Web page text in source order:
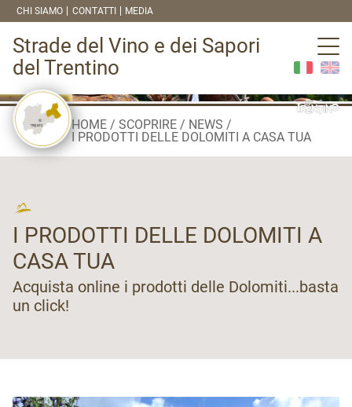
CHI SIAMO CONTATTI MEDIA
Strade del Vino e dei Sapori
del Trentino
HOME SCOPRIRE
NEWS
I PRODOTTI DELLE DOLOMITI A CASA TUA
I PRODOTTI DELLE DOLOMITI A
CASA TUA
Acquista online i prodotti delle Dolomiti...basta
un click!